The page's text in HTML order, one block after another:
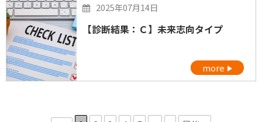
2025年07月14日
【診断結果：Ｃ】未来志向タイプ
more